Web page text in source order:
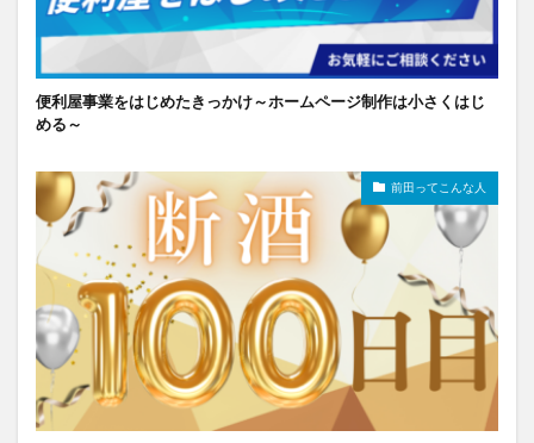
便利屋事業をはじめたきっかけ～ホームページ制作は小さくはじ
める～
前田ってこんな人